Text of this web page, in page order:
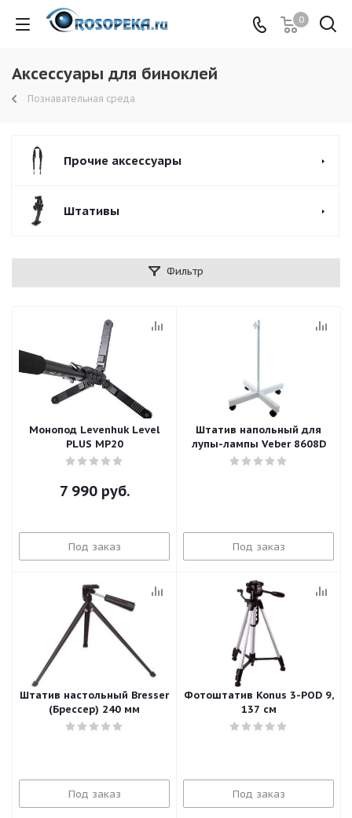
0
Аксессуары для биноклей
Познавательная среда
Прочие аксессуары
Штативы
Фильтр
Монопод Levenhuk Level
PLUS MP20
7 990руб.
Под заказ
Штатив напольный для
лупы-лампы Veber 8608D
Под заказ
Штатив настольный Bresser
(Брессер) 240 мм
Под заказ
Фотоштатив Konus 3-POD 9,
137 см
Под заказ